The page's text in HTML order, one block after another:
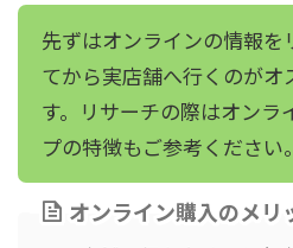
先ずはオンラインの情報を
てから実店舗へ行くのがオ
す。リサーチの際はオンラ
プの特徴もご参考ください。
オンライン購入のメリ